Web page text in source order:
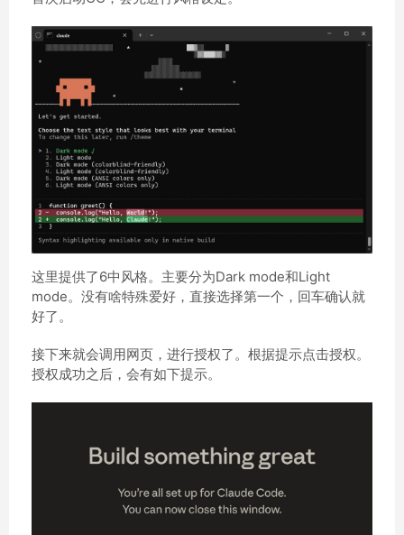
这里提供了6中风格。主要分为Dark mode和Light
mode。没有啥特殊爱好，直接选择第一个，回车确认就
好了。
接下来就会调用网页，进行授权了。根据提示点击授权。
授权成功之后，会有如下提示。